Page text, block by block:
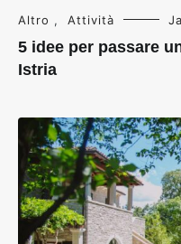
Altro , Attività
5 idee per passare
Istria